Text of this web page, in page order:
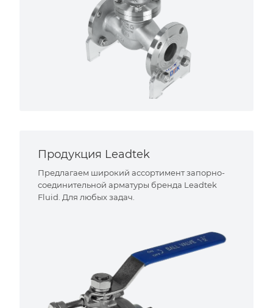
Продукция Leadtek
Предлагаем широкий ассортимент запорно-
соединительной арматуры бренда Leadtek
Fluid. Для любых задач.